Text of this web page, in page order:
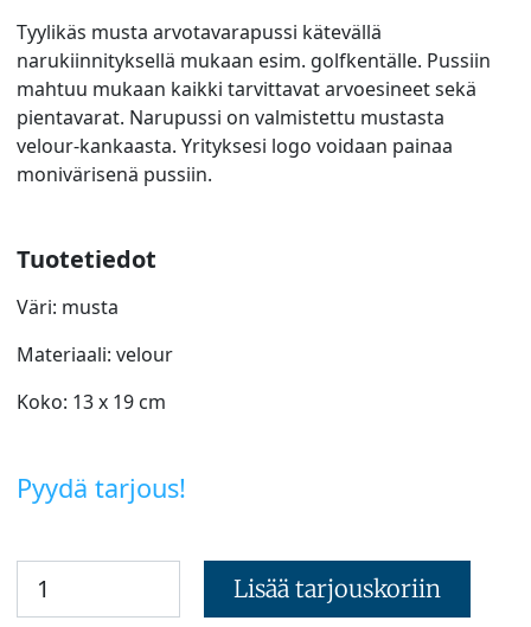
Tyylikäs musta arvotavarapussi kätevällä
narukiinnityksellä mukaan esim. golfkentälle. Pussiin
mahtuu mukaan kaikki tarvittavat arvoesineet sekä
pientavarat. Narupussi on valmistettu mustasta
velour-kankaasta. Yrityksesi logo voidaan painaa
monivärisenä pussiin.
Tuotetiedot
Väri: musta
Materiaali: velour
Koko: 13 x 19 cm
Pyydä tarjous!
Lisää tarjouskoriin